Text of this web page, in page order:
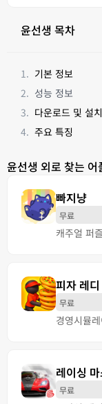
윤선생 목차
기본 정보
성능 정보
다운로드 및 설
주요 특징
윤선생 외로 찾는 어
빠지냥
무료
캐주얼 퍼
피자 레디
무료
경영시뮬
레이싱
무료